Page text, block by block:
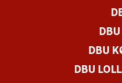
DBU
DBU